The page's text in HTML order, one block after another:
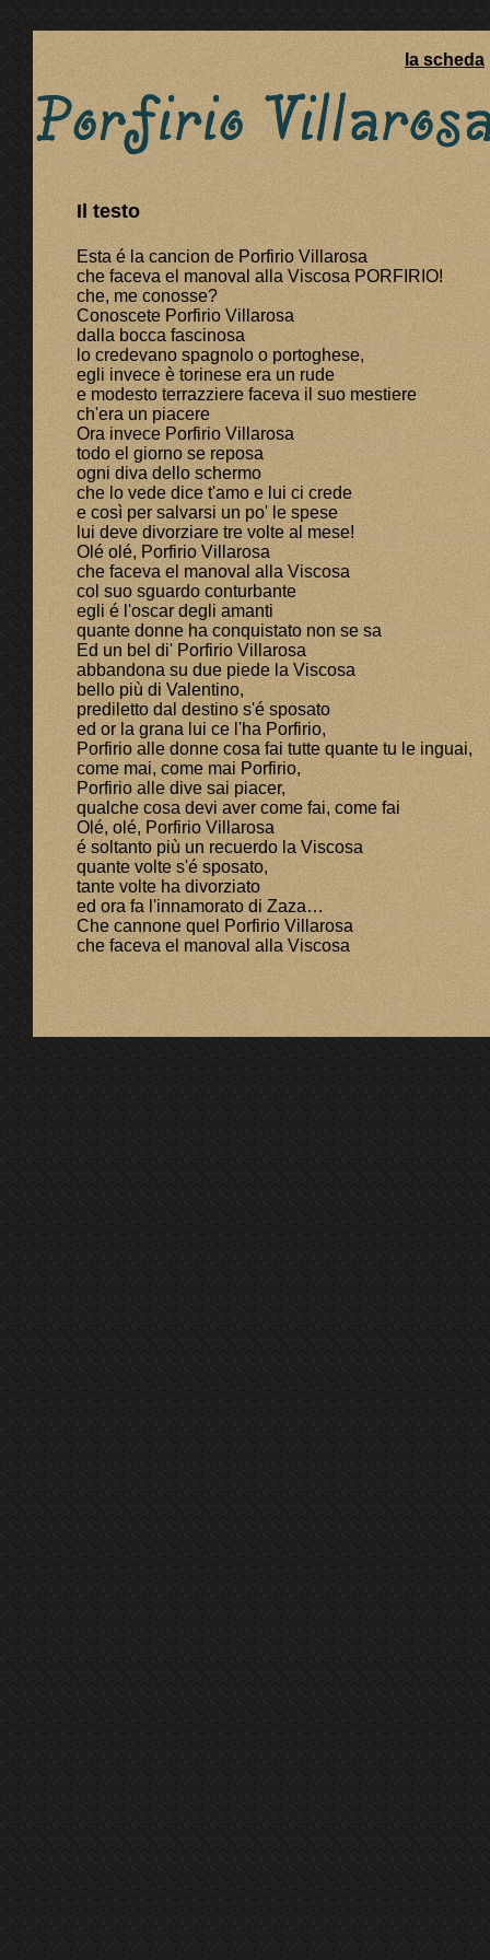
la scheda
Il testo
Esta é la cancion de Porfirio Villarosa
che faceva el manoval alla Viscosa PORFIRIO!
che, me conosse?
Conoscete Porfirio Villarosa
dalla bocca fascinosa
lo credevano spagnolo o portoghese,
egli invece è torinese era un rude
e modesto terrazziere faceva il suo mestiere
ch'era un piacere
Ora invece Porfirio Villarosa
todo el giorno se reposa
ogni diva dello schermo
che lo vede dice t'amo e lui ci crede
e così per salvarsi un po' le spese
lui deve divorziare tre volte al mese!
Olé olé, Porfirio Villarosa
che faceva el manoval alla Viscosa
col suo sguardo conturbante
egli é l'oscar degli amanti
quante donne ha conquistato non se sa
Ed un bel di' Porfirio Villarosa
abbandona su due piede la Viscosa
bello più di Valentino,
prediletto dal destino s'é sposato
ed or la grana lui ce l'ha Porfirio,
Porfirio alle donne cosa fai tutte quante tu le inguai,
come mai, come mai Porfirio,
Porfirio alle dive sai piacer,
qualche cosa devi aver come fai, come fai
Olé, olé, Porfirio Villarosa
é soltanto più un recuerdo la Viscosa
quante volte s'é sposato,
tante volte ha divorziato
ed ora fa l'innamorato di Zaza…
Che cannone quel Porfirio Villarosa
che faceva el manoval alla Viscosa